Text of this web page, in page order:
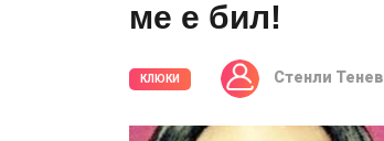
ме е бил!
КЛЮКИ Стенли Тенев